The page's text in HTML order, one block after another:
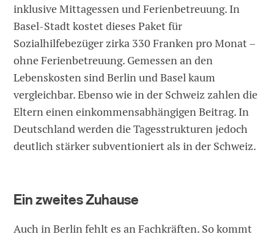
inklusive Mittagessen und Ferienbetreuung. In
Basel-Stadt kostet dieses Paket für
Sozialhilfebezüger zirka 330 Franken pro Monat –
ohne Ferienbetreuung. Gemessen an den
Lebenskosten sind Berlin und Basel kaum
vergleichbar. Ebenso wie in der Schweiz zahlen die
Eltern einen einkommensabhängigen Beitrag. In
Deutschland werden die Tagesstrukturen jedoch
deutlich stärker subventioniert als in der Schweiz.
Ein zweites Zuhause
Auch in Berlin fehlt es an Fachkräften. So kommt